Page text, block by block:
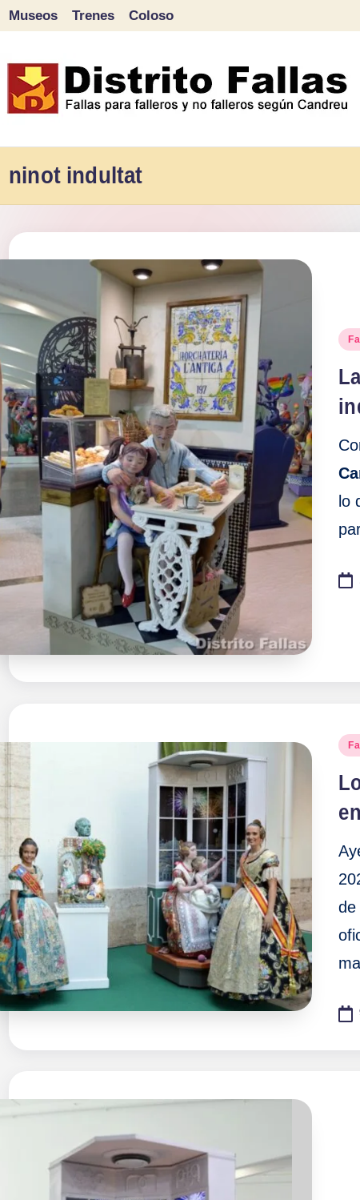
contenido
Museos Trenes Coloso
ninot indultat
lo
de